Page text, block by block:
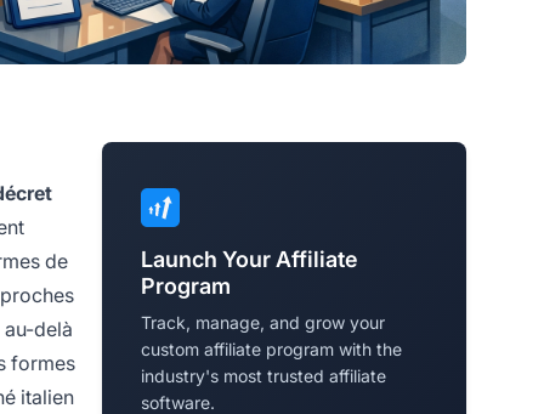
de
delà
formes
italien
Launch Your Affiliate
Program
Track, manage, and grow your
custom affiliate program with the
industry's most trusted affiliate
software.